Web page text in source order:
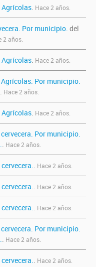
Agrícolas. Hace 2 años.
Por municipio. del
2 años.
Agrícolas. Hace 2 años.
Por municipio.
. Hace 2 años.
Agrícolas. Hace 2 años.
Por municipio.
. Hace 2 años.
. Hace 2 años.
. Hace 2 años.
. Hace 2 años.
Por municipio.
. Hace 2 años.
. Hace 2 años.